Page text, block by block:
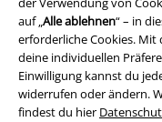
auf „Alle ablehnen“ – in
erforderliche Cookies. Mit
deine individuellen
Einwilligung kannst du
widerrufen oder ändern.
findest du hier